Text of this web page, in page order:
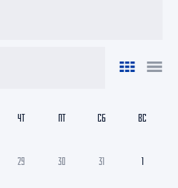
29 30 31 1
ЧТ ПТ СБ ВС